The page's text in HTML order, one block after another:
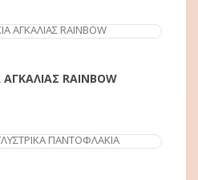
ΑΓΟΡΆ
RAINBOW
ΑΓΟΡΆ